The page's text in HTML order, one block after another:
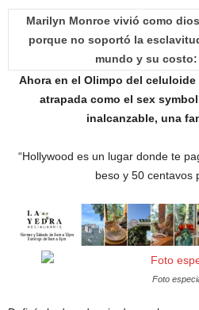
Marilyn Monroe vivió como
porque no soportó la
mundo y su
Ahora en el Olimpo del
atrapada como el sex
inalcanzable, una
“Hollywood es un lugar donde te
beso y 50 centavos
Foto